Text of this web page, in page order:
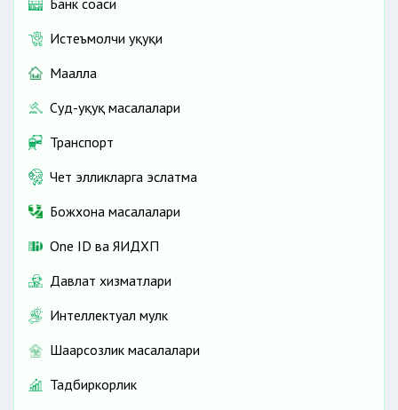
Истеъмолчи ҳуқуқи
Маҳалла
Суд-ҳуқуқ масалалари
Транспорт
Чет элликларга эслатма
Божхона масалалари
One ID ва ЯИДХП
Давлат хизматлари
Интеллектуал мулк
Шаҳарсозлик масалалари
Тадбиркорлик